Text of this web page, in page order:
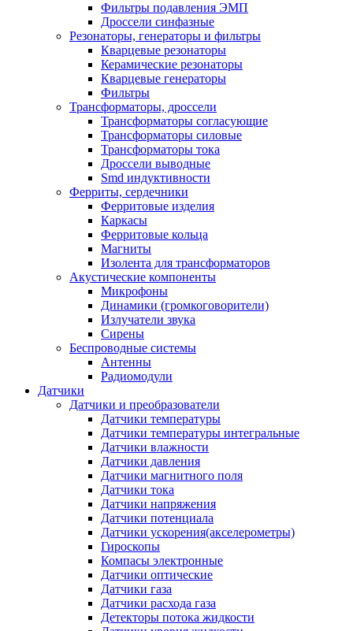
Фильтры подавления ЭМП
Дроссели синфазные
Резонаторы, генераторы и фильтры
Кварцевые резонаторы
Керамические резонаторы
Кварцевые генераторы
Фильтры
Трансформаторы, дроссели
Трансформаторы согласующие
Трансформаторы силовые
Трансформаторы тока
Дроссели выводные
Smd индуктивности
Ферриты, сердечники
Ферритовые изделия
Каркасы
Ферритовые кольца
Магниты
Изолента для трансформаторов
Акустические компоненты
Микрофоны
Динамики (громкоговорители)
Излучатели звука
Сирены
Беспроводные системы
Антенны
Радиомодули
Датчики
Датчики и преобразователи
Датчики температуры
Датчики температуры интегральные
Датчики влажности
Датчики давления
Датчики магнитного поля
Датчики тока
Датчики напряжения
Датчики потенциала
Датчики ускорения(акселерометры)
Гироскопы
Компасы электронные
Датчики оптические
Датчики газа
Датчики расхода газа
Детекторы потока жидкости